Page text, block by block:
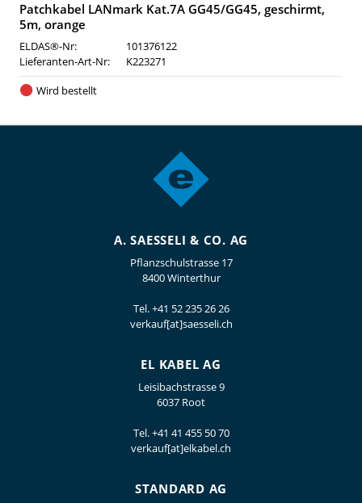
Patchkabel LANmark Kat.7A GG45/GG45, geschirmt,
5m, orange
ELDAS®-Nr:
101376122
Lieferanten-Art-Nr:
K223271
Wird bestellt
A. SAESSELI & CO. AG
Pflanzschulstrasse 17
8400 Winterthur
Tel.+41 52 235 26 26
verkauf[at]saesseli.ch
EL KABEL AG
Leisibachstrasse 9
6037 Root
Tel.+41 41 455 50 70
verkauf[at]elkabel.ch
STANDARD AG